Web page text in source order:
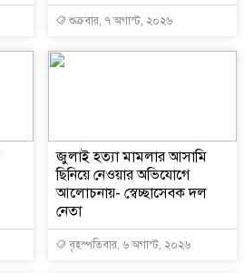
শুক্রবার, ৭ অগাস্ট, ২০২৬
জুলাই হত্যা মামলার আসামি
ছিনিয়ে নেওয়ার অভিযোগে
আলোচনায়- স্বেচ্ছাসেবক দল
নেতা
বৃহস্পতিবার, ৬ অগাস্ট, ২০২৬